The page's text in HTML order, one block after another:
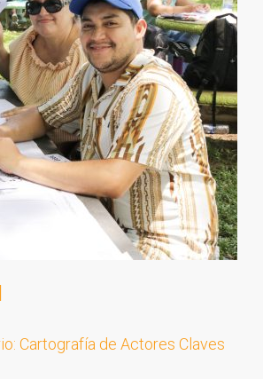
Cartografía de Actores Claves